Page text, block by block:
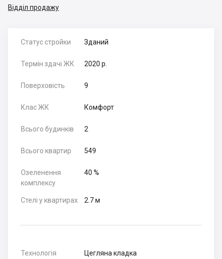
Відділ продажу
Статус стройки Зданий
Термін здачі ЖК 2020 р.
Поверховість 9
Клас ЖК Комфорт
Всього будинків 2
Всього квартир 549
Озеленення
комплексу
40 %
Стелі у квартирах 2.7 м
Технологія Цегляна кладка